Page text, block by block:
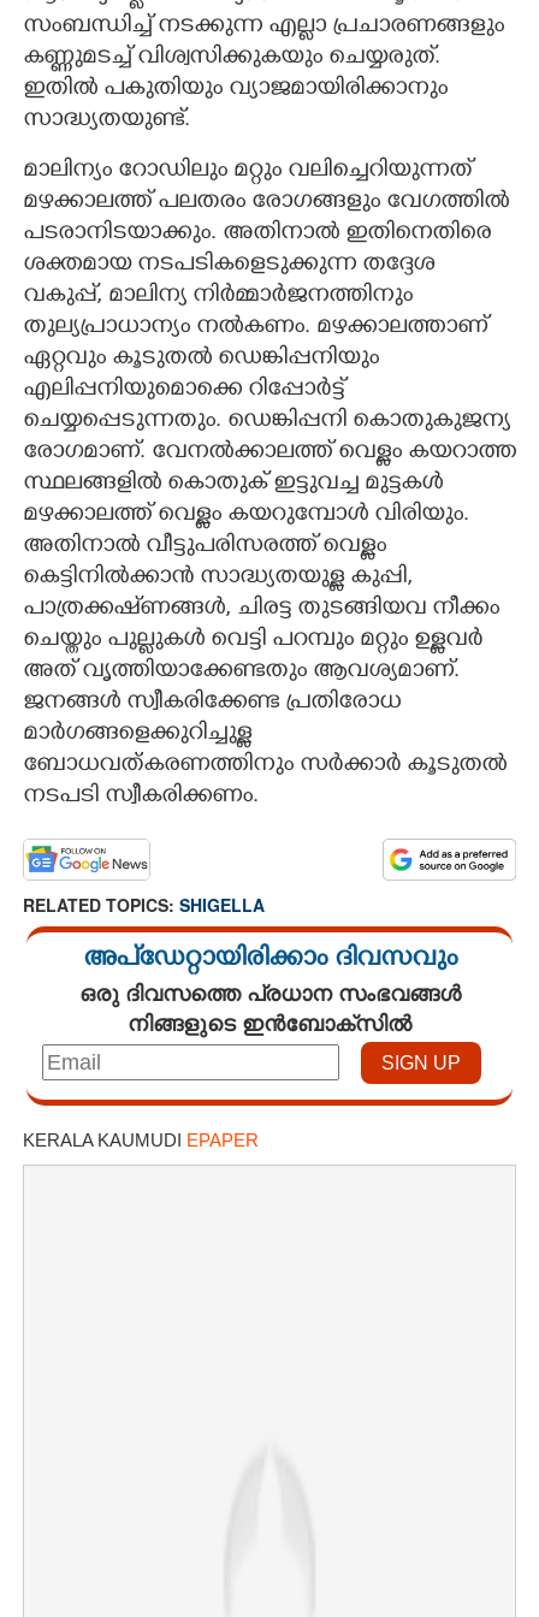
സംബന്ധിച്ച് നടക്കുന്ന എല്ലാ പ്രചാരണങ്ങളും
കണ്ണുമടച്ച് വിശ്വസിക്കുകയും ചെയ്യരുത്.
ഇതിൽ പകുതിയും വ്യാജമായിരിക്കാനും
സാദ്ധ്യതയുണ്ട്.
മാലിന്യം റോഡിലും മറ്റും വലിച്ചെറിയുന്നത്
മഴക്കാലത്ത് പലതരം രോഗങ്ങളും വേഗത്തിൽ
പടരാനിടയാക്കും. അതിനാൽ ഇതിനെതിരെ
ശക്തമായ നടപടികളെടുക്കുന്ന തദ്ദേശ
വകുപ്പ്, മാലിന്യ നിർമ്മാർജനത്തിനും
തുല്യപ്രാധാന്യം നൽകണം. മഴക്കാലത്താണ്
ഏറ്റവും കൂടുതൽ ഡെങ്കിപ്പനിയും
എലിപ്പനിയുമൊക്കെ റിപ്പോർട്ട്
ചെയ്യപ്പെടുന്നതും. ഡെങ്കിപ്പനി കൊതുകുജന്യ
രോഗമാണ്. വേനൽക്കാലത്ത് വെള്ളം കയറാത്ത
സ്ഥലങ്ങളിൽ കൊതുക് ഇട്ടുവച്ച മുട്ടകൾ
മഴക്കാലത്ത് വെള്ളം കയറുമ്പോൾ വിരിയും.
അതിനാൽ വീട്ടുപരിസരത്ത് വെള്ളം
കെട്ടിനിൽക്കാൻ സാദ്ധ്യതയുള്ള കുപ്പി,
പാത്രക്കഷ്‌ണങ്ങൾ, ചിരട്ട തുടങ്ങിയവ നീക്കം
ചെയ്തും പുല്ലുകൾ വെട്ടി പറമ്പും മറ്റും ഉള്ളവർ
അത് വൃത്തിയാക്കേണ്ടതും ആവശ്യമാണ്.
ജനങ്ങൾ സ്വീകരിക്കേണ്ട പ്രതിരോധ
മാർഗങ്ങളെക്കുറിച്ചുള്ള
ബോധവത്കരണത്തിനും സർക്കാർ കൂടുതൽ
നടപടി സ്വീകരിക്കണം.
RELATED TOPICS: SHIGELLA
അപ്ഡേറ്റായിരിക്കാം ദിവസവും
ഒരു ദിവസത്തെ പ്രധാന സംഭവങ്ങൾ
നിങ്ങളുടെ ഇൻബോക്സിൽ
KERALA KAUMUDI EPAPER